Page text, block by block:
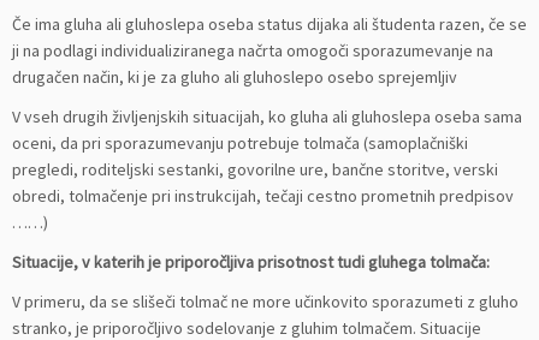
Če ima gluha ali gluhoslepa oseba status dijaka ali študenta razen, če se
ji na podlagi individualiziranega načrta omogoči sporazumevanje na
drugačen način, ki je za gluho ali gluhoslepo osebo sprejemljiv
V vseh drugih življenjskih situacijah, ko gluha ali gluhoslepa oseba sama
oceni, da pri sporazumevanju potrebuje tolmača (samoplačniški
pregledi, roditeljski sestanki, govorilne ure, bančne storitve, verski
obredi, tolmačenje pri instrukcijah, tečaji cestno prometnih predpisov
……)
Situacije, v katerih je priporočljiva prisotnost tudi gluhega tolmača:
V primeru, da se slišeči tolmač ne more učinkovito sporazumeti z gluho
stranko, je priporočljivo sodelovanje z gluhim tolmačem. Situacije